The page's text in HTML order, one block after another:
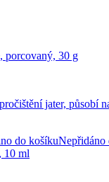
porcovaný, 30 g
jater, působí
do košíkuNepřidáno